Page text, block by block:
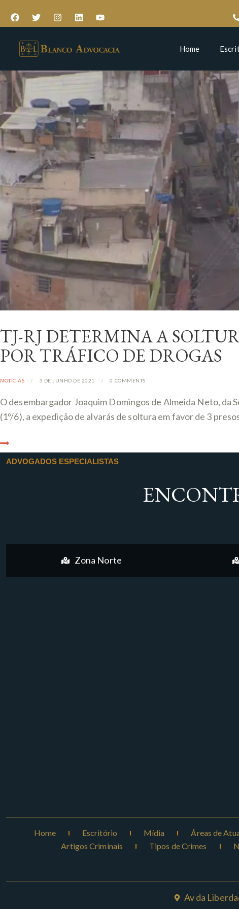
Home
TJ-RJ DETERMINA A
POR TRÁFICO DE DROGAS
NOTÍCIAS 3 DE JUNHO DE 2021 0 COMMENTS
O desembargador Joaquim Domingos de Almeida Neto, da
(1º/6), a expedição de alvarás de soltura em favor de 3
ADVOGADOS ESPECIALISTAS
Zona Norte
Home Escritório Mídia Áreas de
Artigos Criminais
Tipos de Crimes
Av da